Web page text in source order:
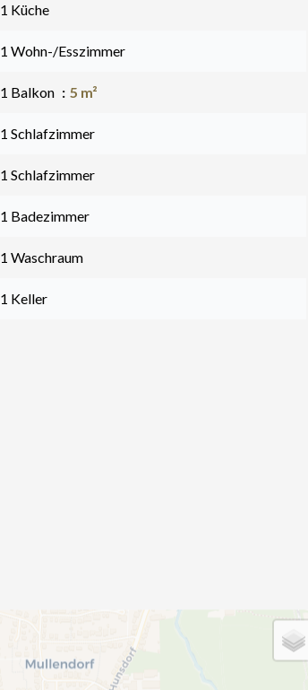
1 Küche
1 Wohn-/Esszimmer
1 Balkon 5 m²
1 Schlafzimmer
1 Schlafzimmer
1 Badezimmer
1 Waschraum
1 Keller